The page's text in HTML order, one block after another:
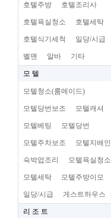
호텔주방 호텔조리사
호텔욕실청소 호텔세탁
호텔식기세척 일당/시급
벨맨 알바 기타
모 텔
모텔청소(룸메이드)
모텔당번보조 모텔캐셔
모텔베팅 모텔당번
모텔주차보조 모텔지배인
숙박업조리 모텔욕실청소
모텔세탁 모텔주방이모
일당/시급 게스트하우스
리 조 트